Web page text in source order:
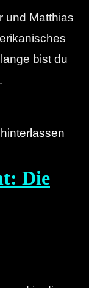
und Matthias
bist du
Die